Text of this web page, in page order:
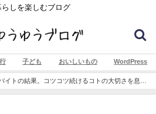
らしを楽しむブログ
子ども おいしいもの WordPress
イトの結果。コツコツ続けるコトの大切さを息子